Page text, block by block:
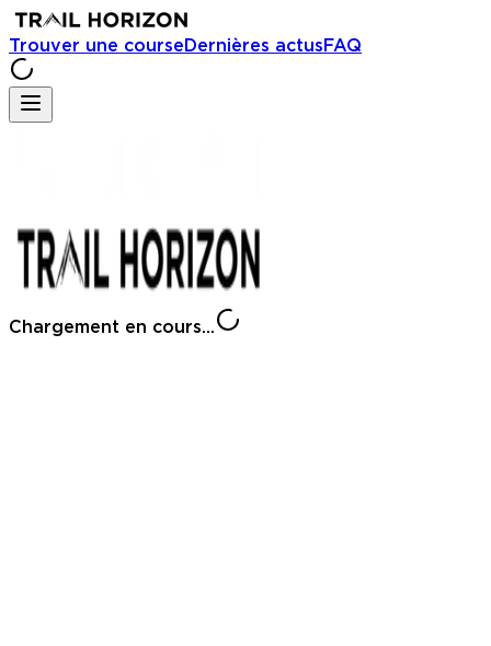
Trouver une courseDernières actusFAQ
Chargement en cours...